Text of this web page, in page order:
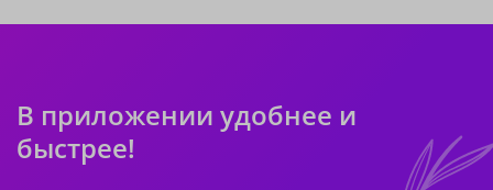
В приложении удобнее и
быстрее!